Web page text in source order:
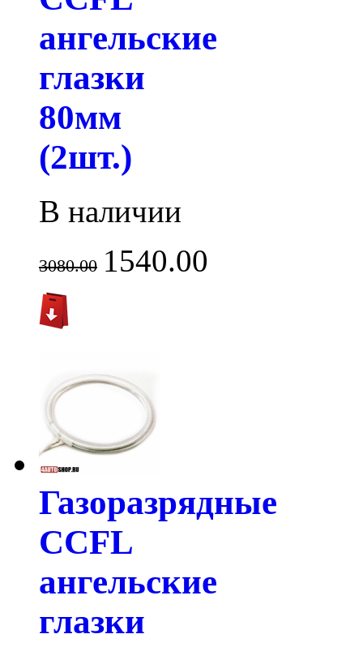
ангельские
глазки
80мм
(2шт.)
В наличии
3080.00 1540.00
Газоразрядные
CCFL
ангельские
глазки